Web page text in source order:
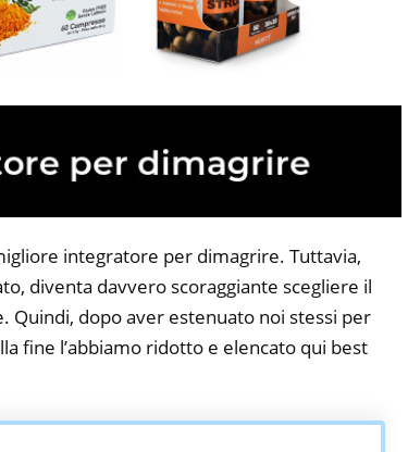
integratore per dimagrire. Tuttavia,
diventa davvero scoraggiante scegliere il
Quindi, dopo aver estenuato noi stessi per
fine l’abbiamo ridotto e elencato qui best